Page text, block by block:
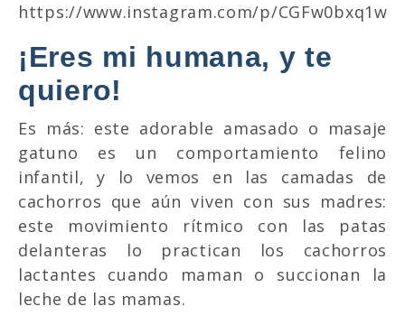
https://www.instagram.com/p/CGFw0bxq1ws/
¡Eres mi humana, y te
quiero!
Es más: este adorable amasado o masaje
gatuno es un comportamiento felino
infantil, y lo vemos en las camadas de
cachorros que aún viven con sus madres:
este movimiento rítmico con las patas
delanteras lo practican los cachorros
lactantes cuando maman o succionan la
leche de las mamas.